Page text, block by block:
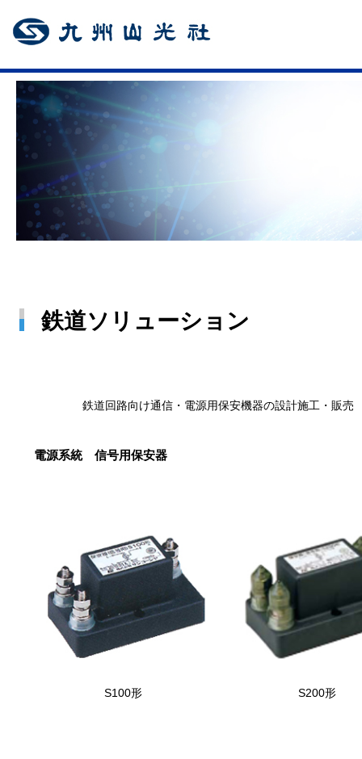
鉄道ソリューション
鉄道回路向け通信・電源用保安機器の設計施工・販売
電源系統 信号用保安器
S100形 S200形